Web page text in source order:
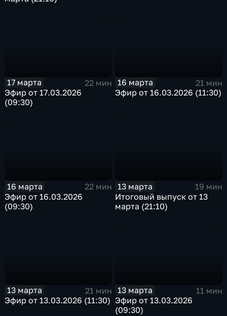
17 марта
22 мин
Эфир от 17.03.2026
(09:30)
16 марта
21 мин
Эфир от 16.03.2026 (11:30)
16 марта
22 мин
Эфир от 16.03.2026
(09:30)
13 марта
19 мин
Итоговый выпуск от 13
марта (21:10)
13 марта
21 мин
Эфир от 13.03.2026 (11:30)
13 марта
11 мин
Эфир от 13.03.2026
(09:30)